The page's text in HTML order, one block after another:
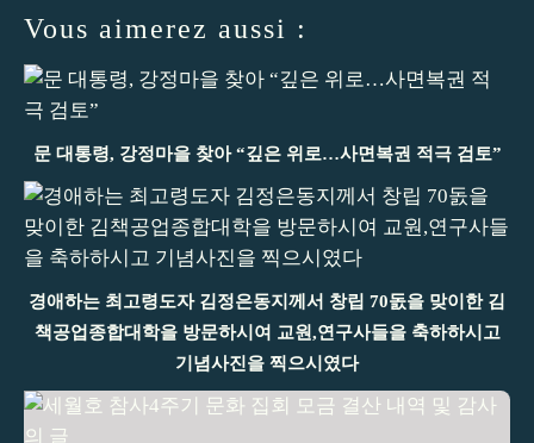
Vous aimerez aussi :
문 대통령, 강정마을 찾아 “깊은 위로…사면복권 적극 검토”
경애하는 최고령도자 김정은동지께서 창립 70돐을 맞이한 김
책공업종합대학을 방문하시여 교원,연구사들을 축하하시고
기념사진을 찍으시였다